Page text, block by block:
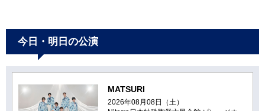
今日・明日の公演
MATSURI
2026年08月08日（土）